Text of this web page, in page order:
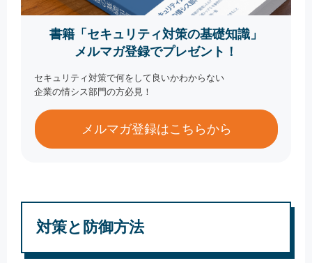
書籍「セキュリティ対策の基礎知識」
メルマガ登録でプレゼント！
セキュリティ対策で何をして良いかわからない
企業の情シス部門の方必見！
メルマガ登録はこちらから
対策と防御方法